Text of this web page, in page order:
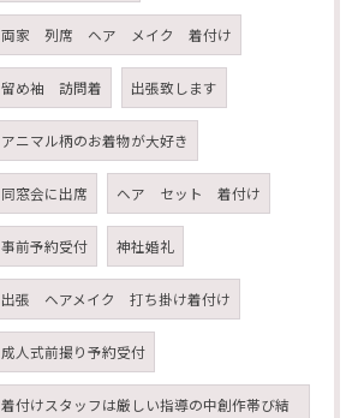
両家 列席 ヘア メイク 着付け
留め袖 訪問着 出張致します
アニマル柄のお着物が大好き
同窓会に出席 ヘア セット 着付け
事前予約受付 神社婚礼
出張 ヘアメイク 打ち掛け着付け
成人式前撮り予約受付
着付けスタッフは厳しい指導の中創作帯び結